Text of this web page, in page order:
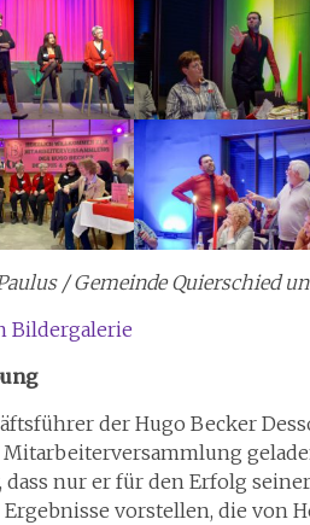
/ Gemeinde Quierschied
Bildergalerie
der Hugo Becker
dass nur er für den Erfolg
vorstellen, die von